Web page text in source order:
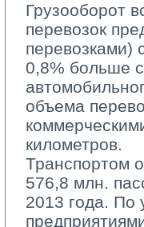
Грузооборот
перевозок
перевозками)
0,8% больше
объема
километров.
Транспортом
576,8 млн.
2013 года. По